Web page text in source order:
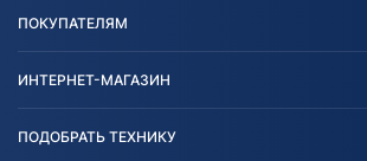
Блог
ПОКУПАТЕЛЯМ
Согласие на обработку
ИНТЕРНЕТ-МАГАЗИН
Агротехника
ПОДОБРАТЬ ТЕХНИКУ